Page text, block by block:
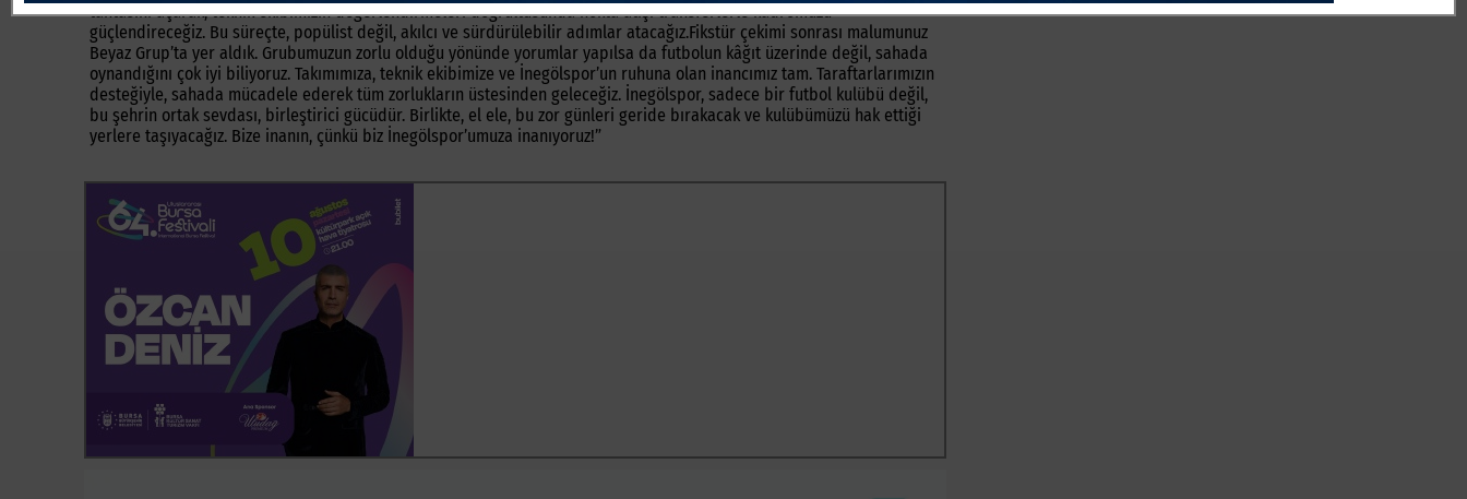
tahtasını açarak, teknik ekibimizin değerlendirmeleri doğrultusunda nokta atışı transferlerle kadromuzu
güçlendireceğiz. Bu süreçte, popülist değil, akılcı ve sürdürülebilir adımlar atacağız.Fikstür çekimi sonrası malumunuz
Beyaz Grup’ta yer aldık. Grubumuzun zorlu olduğu yönünde yorumlar yapılsa da futbolun kâğıt üzerinde değil, sahada
oynandığını çok iyi biliyoruz. Takımımıza, teknik ekibimize ve İnegölspor’un ruhuna olan inancımız tam. Taraftarlarımızın
desteğiyle, sahada mücadele ederek tüm zorlukların üstesinden geleceğiz. İnegölspor, sadece bir futbol kulübü değil,
bu şehrin ortak sevdası, birleştirici gücüdür. Birlikte, el ele, bu zor günleri geride bırakacak ve kulübümüzü hak ettiği
yerlere taşıyacağız. Bize inanın, çünkü biz İnegölspor’umuza inanıyoruz!”